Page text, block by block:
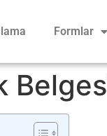
Formlar